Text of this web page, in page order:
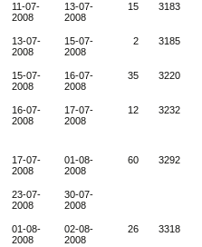
11-07-
2008
13-07-
2008
15 3183
13-07-
2008
15-07-
2008
2 3185
15-07-
2008
16-07-
2008
35 3220
16-07-
2008
17-07-
2008
12 3232
17-07-
2008
01-08-
2008
60 3292
23-07-
2008
30-07-
2008
01-08-
2008
02-08-
2008
26 3318